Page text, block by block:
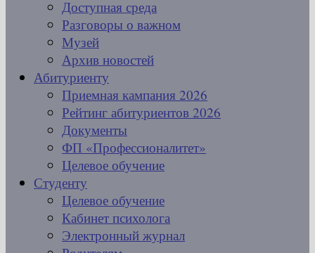
Доступная среда
Разговоры о важном
Музей
Архив новостей
Абитуриенту
Приемная кампания 2026
Рейтинг абитуриентов 2026
Документы
ФП «Профессионалитет»
Целевое обучение
Студенту
Целевое обучение
Кабинет психолога
Электронный журнал